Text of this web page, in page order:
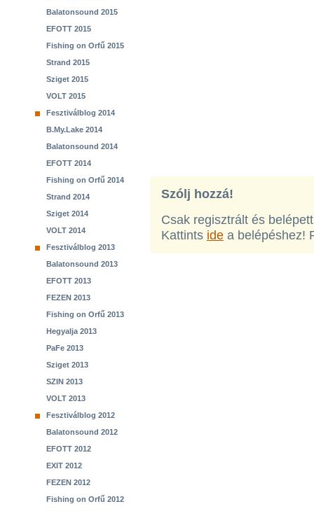
Balatonsound 2015
EFOTT 2015
Fishing on Orfű 2015
Strand 2015
Sziget 2015
VOLT 2015
Fesztiválblog 2014
B.My.Lake 2014
Balatonsound 2014
EFOTT 2014
Fishing on Orfű 2014
Strand 2014
Sziget 2014
VOLT 2014
Fesztiválblog 2013
Balatonsound 2013
EFOTT 2013
FEZEN 2013
Fishing on Orfű 2013
Hegyalja 2013
PaFe 2013
Sziget 2013
SZIN 2013
VOLT 2013
Fesztiválblog 2012
Balatonsound 2012
EFOTT 2012
EXIT 2012
FEZEN 2012
Fishing on Orfű 2012
Szólj hozzá!
Csak regisztrált és
Kattints ide a belépéshez!